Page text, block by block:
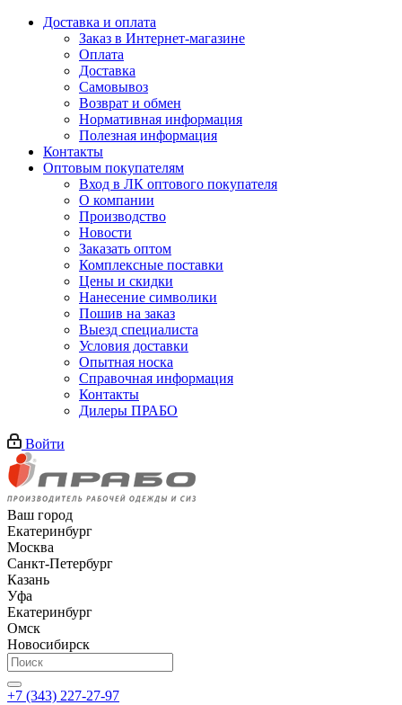
Доставка и оплата
Заказ в Интернет-магазине
Оплата
Доставка
Самовывоз
Возврат и обмен
Нормативная информация
Полезная информация
Контакты
Оптовым покупателям
Вход в ЛК оптового покупателя
О компании
Производство
Новости
Заказать оптом
Комплексные поставки
Цены и скидки
Нанесение символики
Пошив на заказ
Выезд специалиста
Условия доставки
Опытная носка
Справочная информация
Контакты
Дилеры ПРАБО
Войти
Ваш город
Екатеринбург
Москва
Санкт-Петербург
Казань
Уфа
Екатеринбург
Омск
Новосибирск
+7 (343) 227-27-97